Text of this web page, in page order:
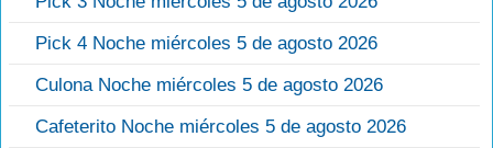
Pick 4 Noche miércoles 5 de agosto 2026
Culona Noche miércoles 5 de agosto 2026
Cafeterito Noche miércoles 5 de agosto 2026